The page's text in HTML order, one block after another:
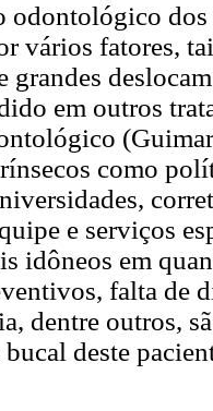
odontológico
vários fatores,
grandes
em outros
como
e serviços
idôneos em
falta de
dentre outros,
deste